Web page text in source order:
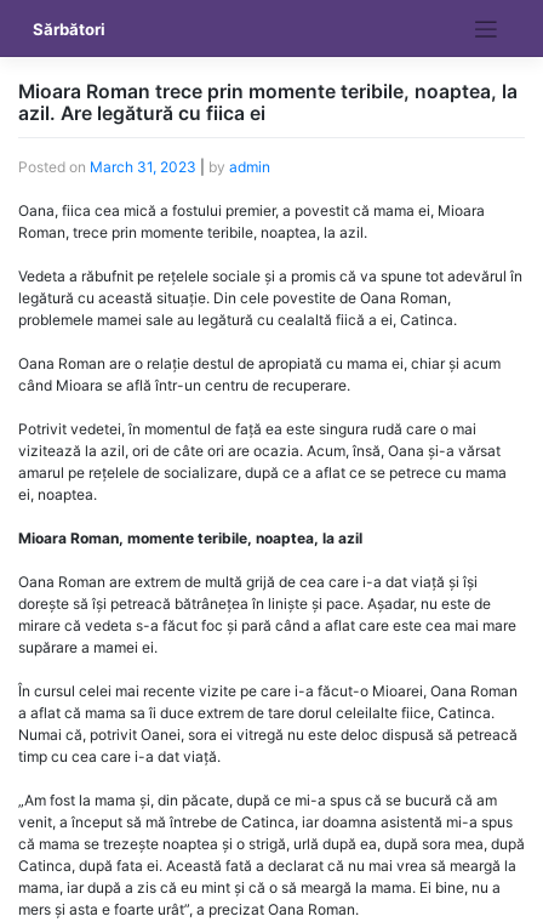
content
Sărbători
Mioara Roman trece prin momente teribile, noaptea, la
azil. Are legătură cu fiica ei
Posted on March 31, 2023 by admin
Oana, fiica cea mică a fostului premier, a povestit că mama ei, Mioara
Roman, trece prin momente teribile, noaptea, la azil.
Vedeta a răbufnit pe rețelele sociale și a promis că va spune tot adevărul în
legătură cu această situație. Din cele povestite de Oana Roman,
problemele mamei sale au legătură cu cealaltă fiică a ei, Catinca.
Oana Roman are o relație destul de apropiată cu mama ei, chiar și acum
când Mioara se află într-un centru de recuperare.
Potrivit vedetei, în momentul de față ea este singura rudă care o mai
vizitează la azil, ori de câte ori are ocazia. Acum, însă, Oana și-a vărsat
amarul pe rețelele de socializare, după ce a aflat ce se petrece cu mama
ei, noaptea.
Mioara Roman, momente teribile, noaptea, la azil
Oana Roman are extrem de multă grijă de cea care i-a dat viață și își
dorește să își petreacă bătrânețea în liniște și pace. Așadar, nu este de
mirare că vedeta s-a făcut foc și pară când a aflat care este cea mai mare
supărare a mamei ei.
În cursul celei mai recente vizite pe care i-a făcut-o Mioarei, Oana Roman
a aflat că mama sa îi duce extrem de tare dorul celeilalte fiice, Catinca.
Numai că, potrivit Oanei, sora ei vitregă nu este deloc dispusă să petreacă
timp cu cea care i-a dat viață.
„Am fost la mama și, din păcate, după ce mi-a spus că se bucură că am
venit, a început să mă întrebe de Catinca, iar doamna asistentă mi-a spus
că mama se trezește noaptea și o strigă, urlă după ea, după sora mea, după
Catinca, după fata ei. Această fată a declarat că nu mai vrea să meargă la
mama, iar după a zis că eu mint și că o să meargă la mama. Ei bine, nu a
mers și asta e foarte urât”, a precizat Oana Roman.